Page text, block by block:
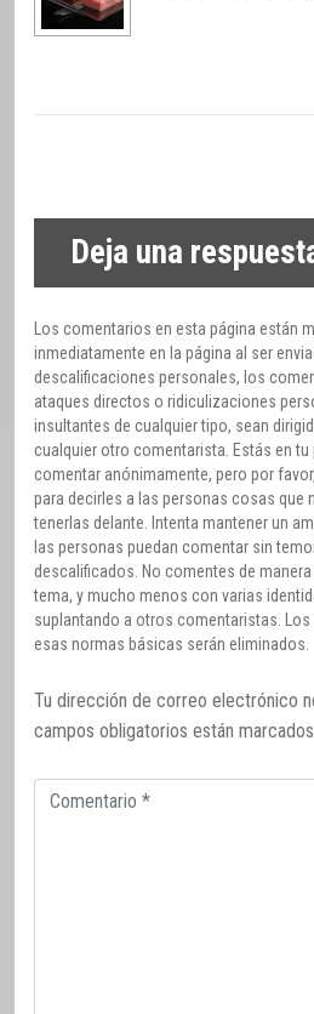
Deja una
Los comentarios en esta página están
inmediatamente en la página al ser
descalificaciones personales, los
ataques directos o ridiculizaciones
insultantes de cualquier tipo, sean
cualquier otro comentarista. Estás en
comentar anónimamente, pero por
para decirles a las personas cosas que
tenerlas delante. Intenta mantener un
las personas puedan comentar sin
descalificados. No comentes de
tema, y mucho menos con varias
suplantando a otros comentaristas.
esas normas básicas serán eliminados.
Tu dirección de correo electrónico
campos obligatorios están
Comentario